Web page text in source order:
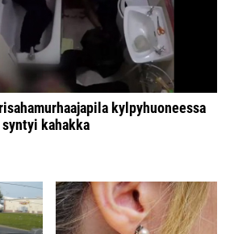
kylpyhuoneessa
kahakka